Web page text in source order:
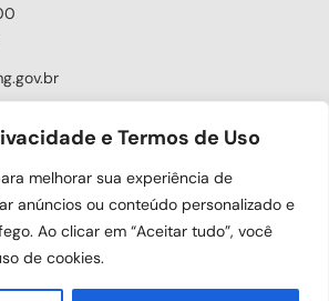
e Termos de Uso
melhorar sua experiência de
anúncios ou conteúdo personalizado e
Ao clicar em “Aceitar tudo”, você
de cookies.